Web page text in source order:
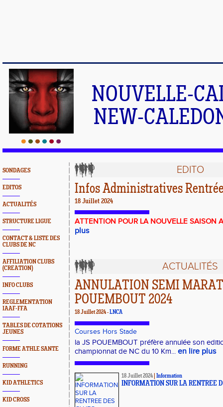
NOUVELLE-
NEW-
SONDAGES
EDITOS
ACTUALITÉS
STRUCTURE LIGUE
CONTACT & LISTE DES
CLUBS DE NC
AFFILIATION CLUBS
(CREATION)
INFO CLUBS
REGLEMENTATION
IAAF-FFA
TABLES DE COTATIONS
JEUNES
FORME ATHLE SANTE
RUNNING
KID ATHLETICS
KID CROSS
EDITO
Infos Administratives
18 Juillet 2024
ATTENTION POUR LA NOUVELLE SAISON
plus
ACTUALITÉS
ANNULATION SEMI
POUEMBOUT 2024
18 Juillet 2024 -LNCA
Courses Hors Stade
la JS POUEMBOUT préfère annulée son
championnat de NC du 10 Km... en lire plus
18 Juillet 2024 Information
INFORMATION SUR LA RENTREE